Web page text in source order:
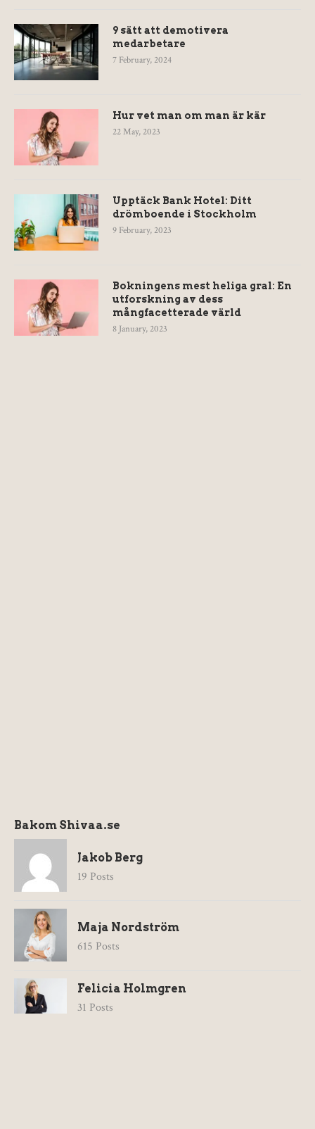
9 sätt att demotivera
medarbetare
7 February, 2024
Hur vet man om man är kär
22 May, 2023
Upptäck Bank Hotel: Ditt
drömboende i Stockholm
9 February, 2023
Bokningens mest heliga gral: En
utforskning av dess
mångfacetterade värld
8 January, 2023
Bakom Shivaa.se
Jakob Berg
19 Posts
Maja Nordström
615 Posts
Felicia Holmgren
31 Posts